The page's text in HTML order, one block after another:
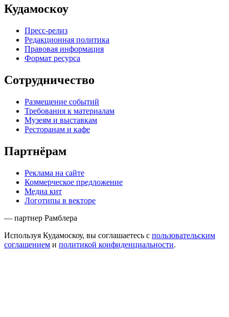
Кудамоскоу
Пресс-релиз
Редакционная политика
Правовая информация
Формат ресурса
Сотрудничество
Размещение событий
Требования к материалам
Музеям и выставкам
Ресторанам и кафе
Партнёрам
Реклама на сайте
Коммерческое предложение
Медиа кит
Логотипы в векторе
— партнер Рамблера
Используя Кудамоскоу, вы соглашаетесь с пользовательским
соглашением и политикой конфиденциальности.